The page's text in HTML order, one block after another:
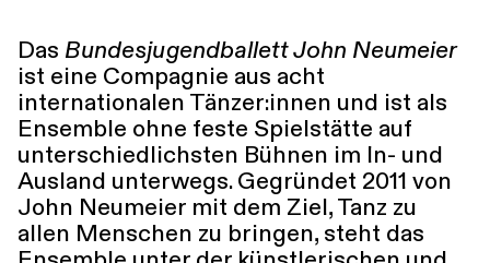
Das Bundesjugendballett John Neumeier
ist eine Compagnie aus acht
internationalen Tänzer:innen und ist als
Ensemble ohne feste Spielstätte auf
unterschiedlichsten Bühnen im In- und
Ausland unterwegs. Gegründet 2011 von
John Neumeier mit dem Ziel, Tanz zu
allen Menschen zu bringen, steht das